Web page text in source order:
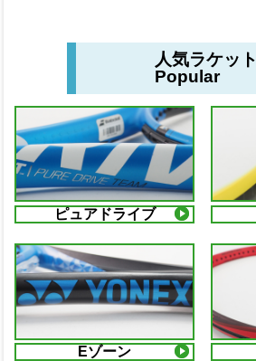
人気ラケット
Popular
ピュアドライブ
Eゾーン